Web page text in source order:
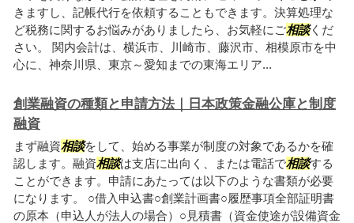
きますし、記帳代行を依頼することもできます。決算処理な
ど税務に関するお悩みがありましたら、お気軽にご相談くだ
さい。 関内会計は、横浜市、川崎市、藤沢市、相模原市を中
心に、神奈川県、東京～愛知までの東海エリア...
創業融資の種類と申請方法｜日本政策金融公庫と制度
融資
まず融資相談をして、始める事業が制度の対象であるかを確
認します。融資相談は支店に出向く、または電話で相談する
ことができます。申請にあたっては以下のような書類が必要
になります。 ○借入申込書○創業計画書○履歴事項全部証明書
の原本（申込人が法人の場合）○見積書（資金使途が設備資金